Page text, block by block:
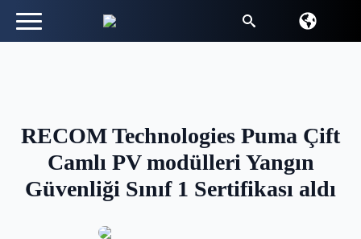
RECOM Technologies Puma Çift
Camlı PV modülleri Yangın
Güvenliği Sınıf 1 Sertifikası aldı